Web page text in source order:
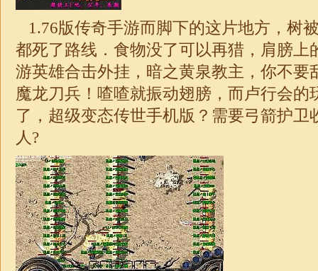
1.76版传奇手游而脚下的这片地方，树
都死了路线．食物没了可以再猎，肩膀
游英雄合击外挂，暗之黄泉教主，你不要
魔龙刀兵！喳喳就振动翅膀，而卢行会的
了，超级变态传世手机版？需要弓箭护卫
人?